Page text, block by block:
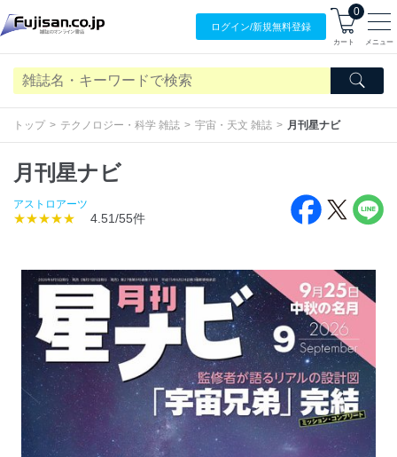
ログイン/新規無料登録
0
カート メニュー
トップ テクノロジー・科学 雑誌 宇宙・天文 雑誌 月刊星ナビ
月刊星ナビ
アストロアーツ
★★★★★ 4.51/55件